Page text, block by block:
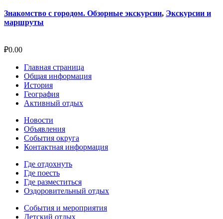
Знакомство с городом. Обзорные экскурсии, Экскурсии и
маршруты
₽0.00
Главная страница
Общая информация
История
География
Активный отдых
Новости
Объявления
События округа
Контактная информация
Где отдохнуть
Где поесть
Где разместиться
Оздоровительный отдых
События и мероприятия
Детский отдых